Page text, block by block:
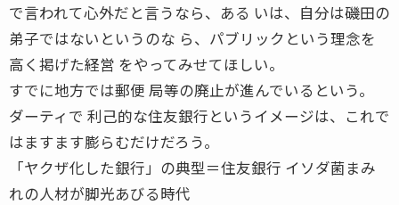
で言われて心外だと言うなら、ある いは、自分は磯田の
弟子ではないというのな ら、パブリックという理念を
高く掲げた経営 をやってみせてほしい。
すでに地方では郵便 局等の廃止が進んでいるという。
ダーティで 利己的な住友銀行というイメージは、これで
はますます膨らむだけだろう。
「ヤクザ化した銀行」の典型＝住友銀行 イソダ菌まみ
れの人材が脚光あびる時代